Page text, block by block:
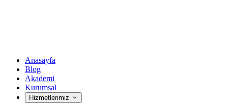
Anasayfa
Blog
Akademi
Kurumsal
Hizmetlerimiz